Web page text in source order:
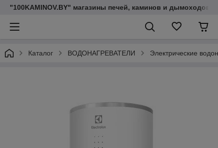
"100KAMINOV.BY" магазины печей, каминов и дымоходов
Каталог ВОДОНАГРЕВАТЕЛИ Электрические